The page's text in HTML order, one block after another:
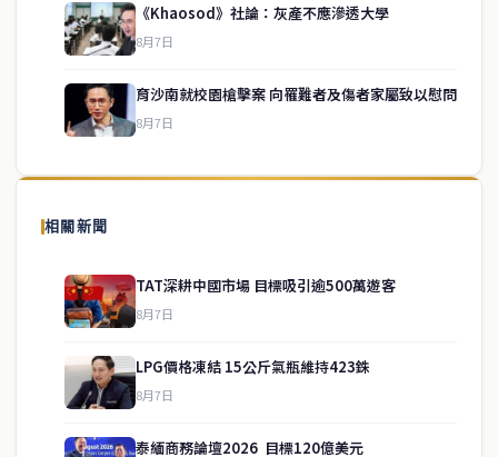
《Khaosod》社論：灰產不應滲透大學
8月7日
育沙南就校園槍擊案 向罹難者及傷者家屬致以慰問
8月7日
相關新聞
TAT深耕中國市場 目標吸引逾500萬遊客
8月7日
LPG價格凍結 15公斤氣瓶維持423銖
8月7日
泰緬商務論壇2026 目標120億美元
關於我們
泰國中文新聞（TCN）是一家總部設於曼谷的中文新聞媒體，致力於
供即時、客觀、多元的中文新聞內容。
房地產
service@thaichinesenews.com